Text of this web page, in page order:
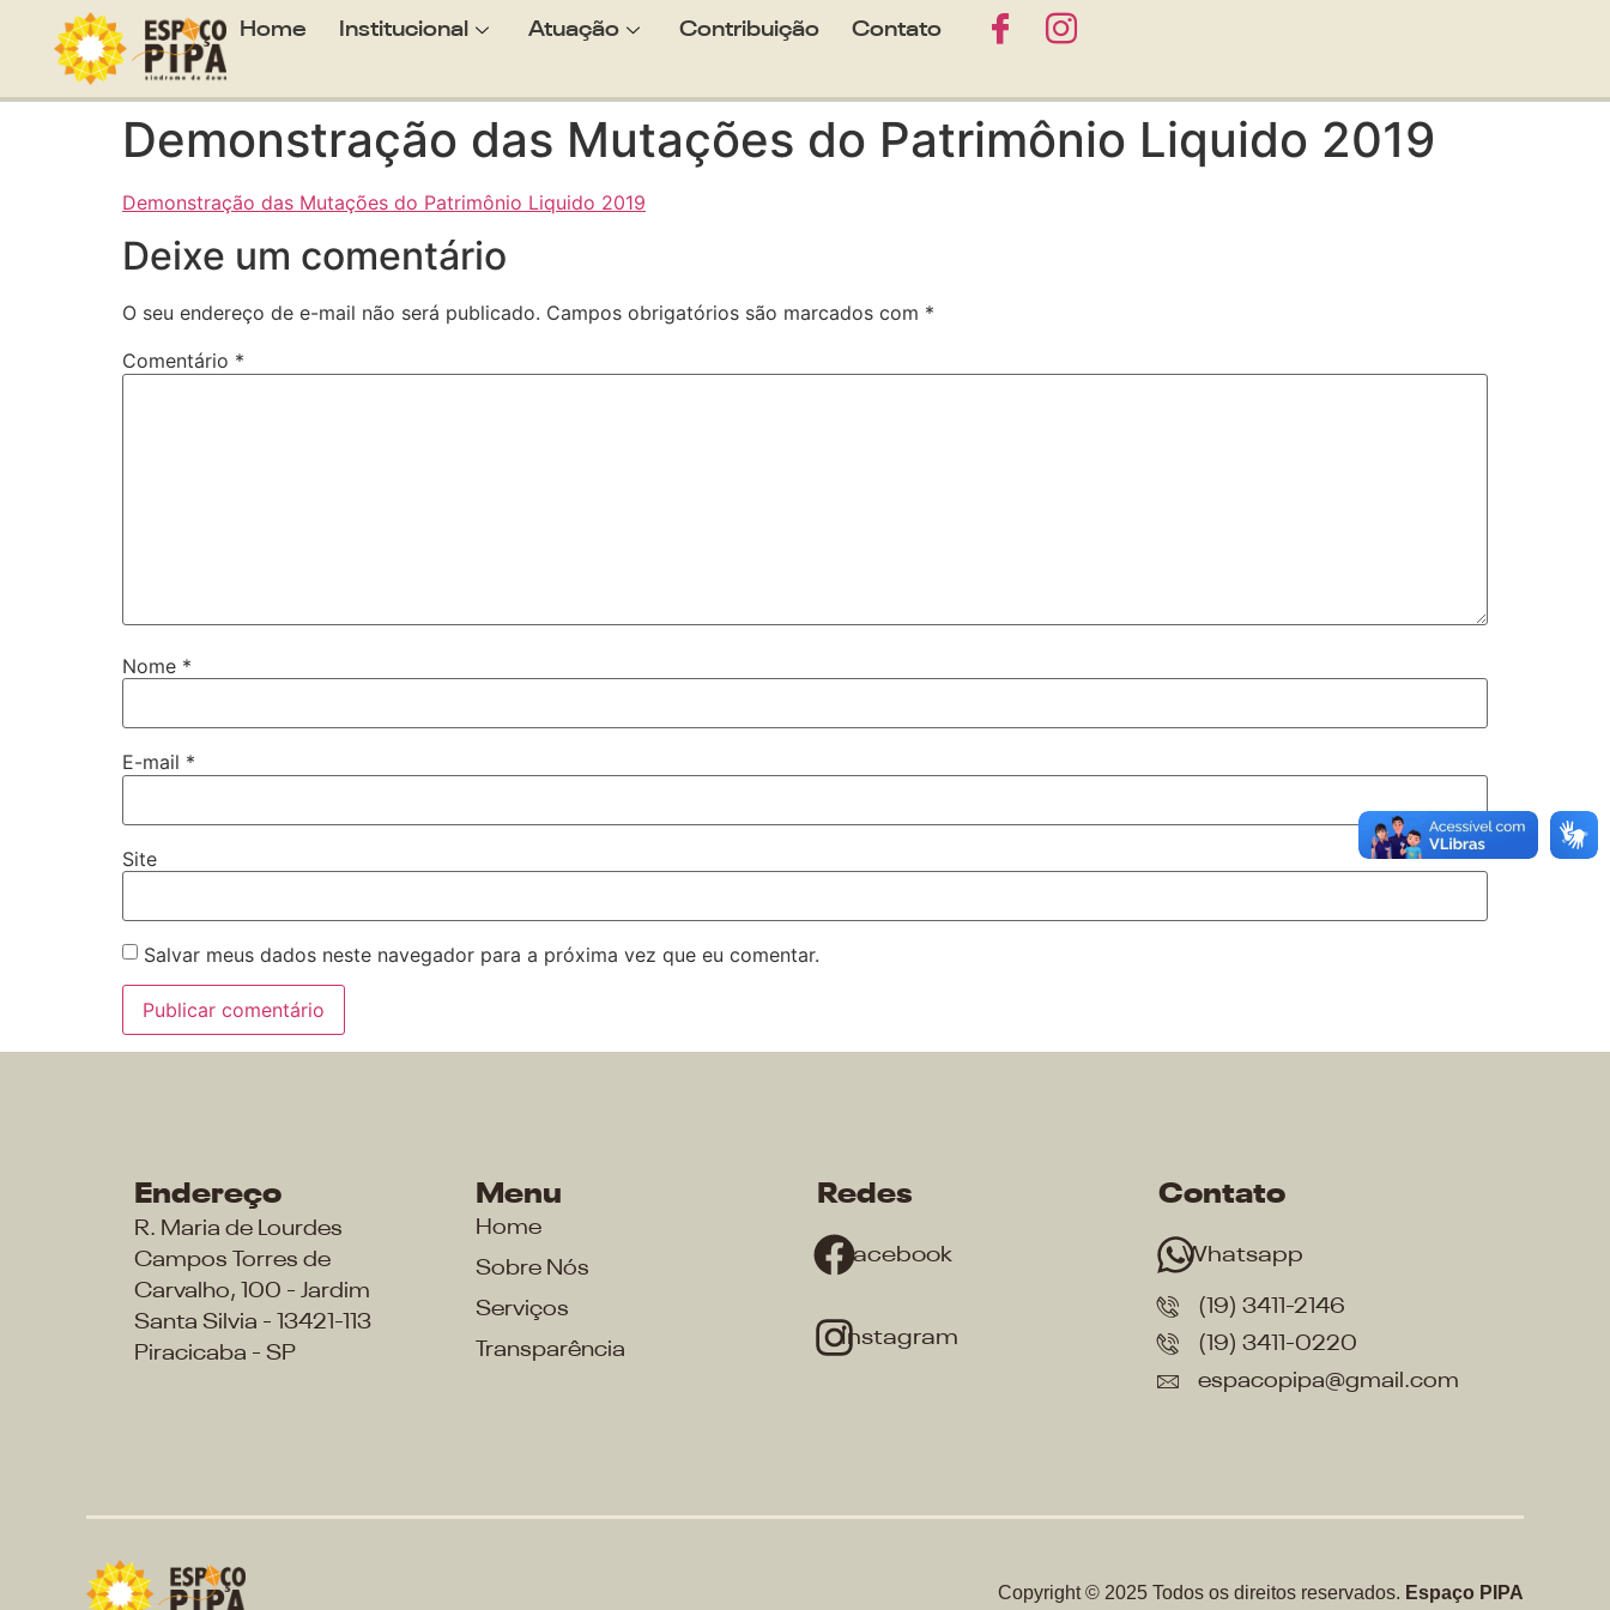
Home Institucional Atuação Contribuição Contato
Demonstração das Mutações do Patrimônio Liquido 2019
Demonstração das Mutações do Patrimônio Liquido 2019
Deixe um comentário
O seu endereço de e-mail não será publicado. Campos obrigatórios são marcados com *
Comentário *
Nome *
E-mail *
Site
Salvar meus dados neste navegador para a próxima vez que eu comentar.
Endereço
R. Maria de Lourdes
Campos Torres de
Carvalho, 100 - Jardim
Santa Silvia - 13421-113
Piracicaba - SP
Menu
Home
Sobre Nós
Serviços
Transparência
Redes
Facebook
Instagram
Contato
Whatsapp
(19) 3411-2146
(19) 3411-0220
espacopipa@gmail.com
Copyright © 2025 Todos os direitos reservados. Espaço PIPA